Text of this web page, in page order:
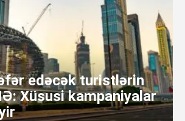
edəcək turistlərin
Xüsusi kampaniyalar